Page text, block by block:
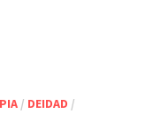
/ DEIDAD /